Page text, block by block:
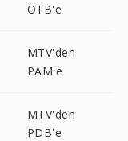
OTB'e
MTV'den
PAM'e
MTV'den
PDB'e